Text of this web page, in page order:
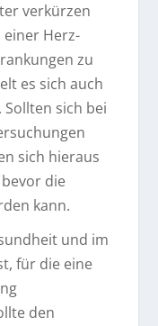
verkürzen
einer Herz-
zu
es sich auch
sich bei
sich hieraus
die
kann.
und im
für die eine
den